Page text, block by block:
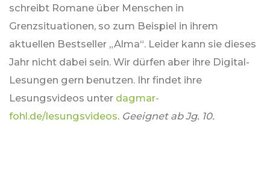
schreibt Romane über Menschen in
Grenzsituationen, so zum Beispiel in ihrem
aktuellen Bestseller „Alma“. Leider kann sie dieses
Jahr nicht dabei sein. Wir dürfen aber ihre Digital-
Lesungen gern benutzen. Ihr findet ihre
Lesungsvideos unter dagmar-
fohl.de/lesungsvideos. Geeignet ab Jg. 10.